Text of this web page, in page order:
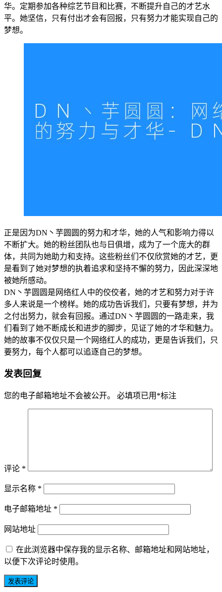
华。定期参加各种综艺节目和比赛，不断提升自己的才艺水
平。她坚信，只有付出才会有回报，只有努力才能实现自己的
梦想。
正是因为DN丶芋圆圆的努力和才华，她的人气和影响力得以
不断扩大。她的粉丝团队也与日俱增，成为了一个庞大的群
体，共同为她助力和支持。这些粉丝们不仅欣赏她的才艺，更
是看到了她对梦想的执着追求和坚持不懈的努力，因此深深地
被她所感动。
DN丶芋圆圆是网络红人中的佼佼者，她的才艺和努力对于许
多人来说是一个榜样。她的成功告诉我们，只要有梦想，并为
之付出努力，就会有回报。通过DN丶芋圆圆的一路走来，我
们看到了她不断成长和进步的脚步，见证了她的才华和魅力。
她的故事不仅仅只是一个网络红人的成功，更是告诉我们，只
要努力，每个人都可以追逐自己的梦想。
发表回复
您的电子邮箱地址不会被公开。 必填项已用 *标注
评论 *
显示名称 *
电子邮箱地址 *
网站地址
在此浏览器中保存我的显示名称、邮箱地址和网站地址，
以便下次评论时使用。